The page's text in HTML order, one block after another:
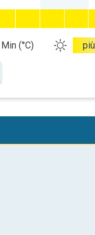
Min (°C) più